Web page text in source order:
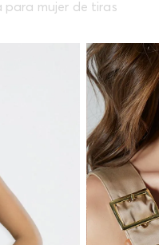
para mujer de tiras